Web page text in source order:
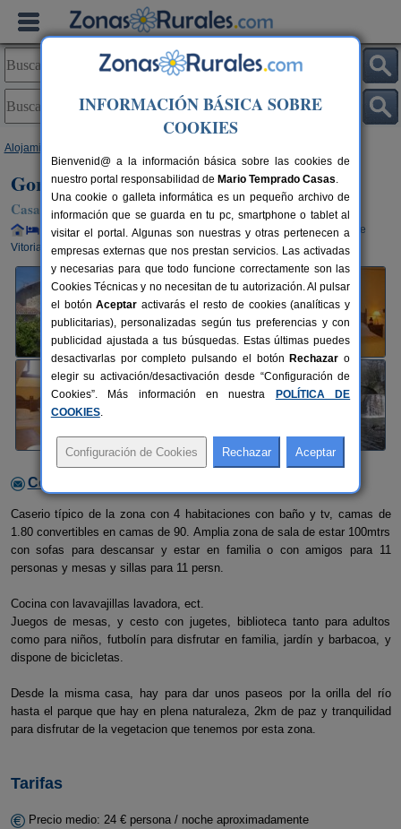
Alojamientos
Gorbea Bide
Casa Rural en Sarria (Álava)
Alquiler completo y por habitaciones 2-8+3 plazas
18 km de
Vitoria
Contactar con el alojamiento
Caserio típico de la zona con 4 habitaciones con baño y tv, camas de
1.80 convertibles en camas de 90. Amplia zona de sala de estar 100mtrs
con sofas para descansar y estar en familia o con amigos para 11
personas y mesas y sillas para 11 persn.
Cocina con lavavajillas lavadora, ect.
Juegos de mesas, y cesto con jugetes, biblioteca tanto para adultos
como para niños, futbolín para disfrutar en familia, jardín y barbacoa, y
dispone de bicicletas.
Desde la misma casa, hay para dar unos paseos por la orilla del río
hasta el parque que hay en plena naturaleza, 2km de paz y tranquilidad
para disfrutar de la vegetacion que tenemos por esta zona.
Tarifas
Precio medio: 24 € persona / noche aproximadamente
INFORMACIÓN BÁSICA SOBRE
COOKIES
Bienvenid@ a la información básica sobre las cookies de
nuestro portal responsabilidad de Mario Temprado Casas.
Una cookie o galleta informática es un pequeño archivo de
información que se guarda en tu pc, smartphone o tablet al
visitar el portal. Algunas son nuestras y otras pertenecen a
empresas externas que nos prestan servicios. Las activadas
y necesarias para que todo funcione correctamente son las
Cookies Técnicas y no necesitan de tu autorización. Al pulsar
el botónAceptar activarás el resto de cookies (analíticas y
publicitarias), personalizadas según tus preferencias y con
publicidad ajustada a tus búsquedas. Estas últimas puedes
desactivarlas por completo pulsando el botón Rechazar o
elegir su activación/desactivación desde “Configuración de
Cookies”. Más información en nuestra
POLÍTICA DE
COOKIES.